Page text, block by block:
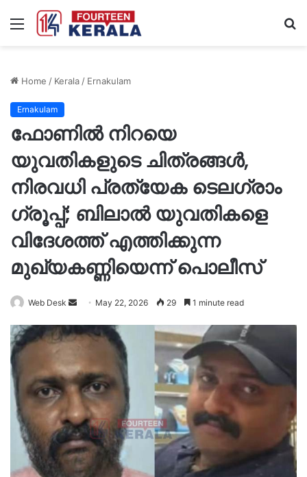
Menu
Home / Kerala/ Ernakulam
Ernakulam
ഫോണിൽ നിറയെ
യുവതികളുടെ ചിത്രങ്ങൾ,
നിരവധി പ്രത്യേക ടെലഗ്രാം
ഗ്രൂപ്പ്; ബിലാല്‍ യുവതികളെ
വിദേശത്ത് എത്തിക്കുന്ന
മുഖ്യകണ്ണിയെന്ന് പൊലീസ്
Web Desk
Send
email
May 22, 2026 29 1 minute read